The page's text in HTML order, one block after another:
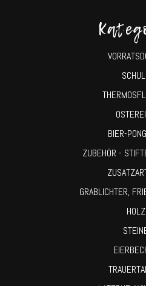
BIER-
ZUBEHÖR -
GRABLICHTER,
HOLZ